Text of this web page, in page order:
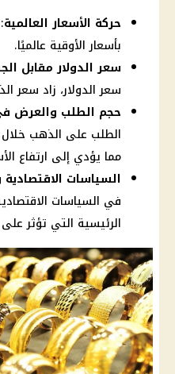
حركة الأسعار العالمية
بأسعار الأوقية عالميًا.
سعر الدولار مقابل
سعر الدولار، زاد سعر
حجم الطلب والعرض
الطلب على الذهب خلال
مما يؤدي إلى ارتفاع
السياسات
في السياسات
الرئيسية التي تؤثر